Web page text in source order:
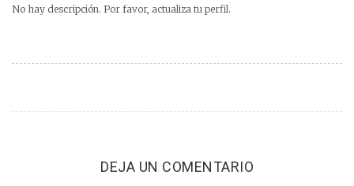
No hay descripción. Por favor, actualiza tu perfil.
DEJA UN COMENTARIO